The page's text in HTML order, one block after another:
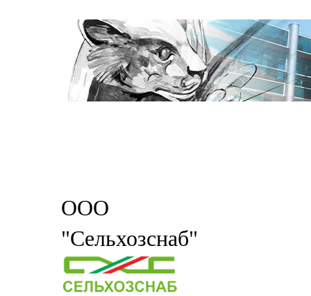
ООО
"Сельхозснаб"